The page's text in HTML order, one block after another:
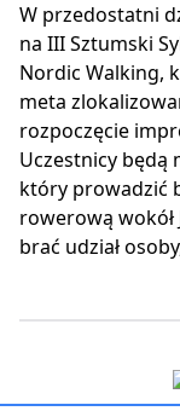
W przedostatni
na III Sztumski
Nordic Walking,
meta
rozpoczęcie
Uczestnicy będą
który prowadzić
rowerową wokół
brać udział